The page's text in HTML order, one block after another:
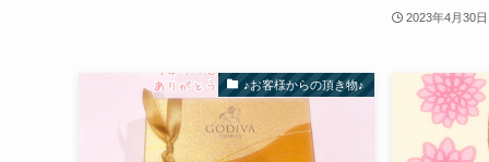
2023年4月30日
♪お客様からの頂き物♪